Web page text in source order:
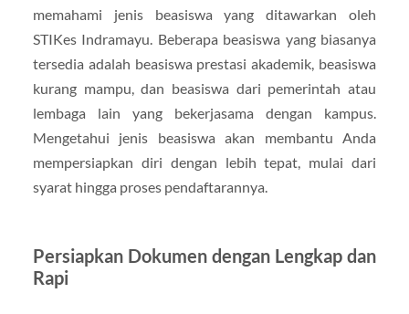
memahami jenis beasiswa yang ditawarkan oleh
STIKes Indramayu. Beberapa beasiswa yang biasanya
tersedia adalah beasiswa prestasi akademik, beasiswa
kurang mampu, dan beasiswa dari pemerintah atau
lembaga lain yang bekerjasama dengan kampus.
Mengetahui jenis beasiswa akan membantu Anda
mempersiapkan diri dengan lebih tepat, mulai dari
syarat hingga proses pendaftarannya.
Persiapkan Dokumen dengan Lengkap dan
Rapi